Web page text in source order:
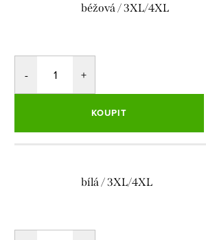
béžová / 3XL/4XL
KOUPIT
bílá / 3XL/4XL